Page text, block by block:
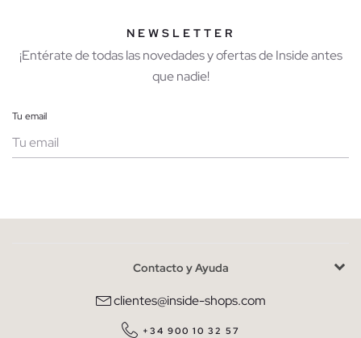
NEWSLETTER
¡Entérate de todas las novedades y ofertas de Inside antes
que nadie!
Tu email
He leído y entiendo lapolítica de privacidad
QUIERO SUSCRIBIRME
Contacto y Ayuda
clientes@inside-shops.com
+34 900 10 32 57